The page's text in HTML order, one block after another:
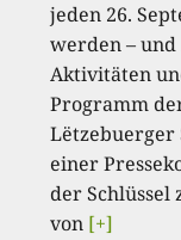
jeden 26.
werden –
Aktivitäten
Programm
Lëtzebuerger
einer
der Schlüssel
von [+]